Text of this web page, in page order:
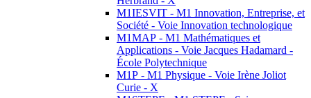
M1IESVIT - M1 Innovation, Entreprise, et
Société - Voie Innovation technologique
M1MAP - M1 Mathématiques et
Applications - Voie Jacques Hadamard -
École Polytechnique
M1P - M1 Physique - Voie Irène Joliot
Curie - X